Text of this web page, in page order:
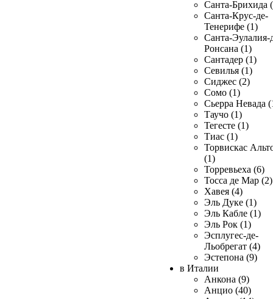
Санта-Брихида
Санта-Крус-де-
Тенерифе (1)
Санта-Эулалия-
Ронсана (1)
Сантадер (1)
Севилья (1)
Сиджес (2)
Сомо (1)
Сьерра Невада
Таучо (1)
Тегесте (1)
Тиас (1)
Торвискас
(1)
Торревьеха (6)
Тосса де Мар (2)
Хавея (4)
Эль Дуке (1)
Эль Кабле (1)
Эль Рок (1)
Эсплугес-де-
Льобрегат (4)
Эстепона (9)
в Италии
Анкона (9)
Анцио (40)